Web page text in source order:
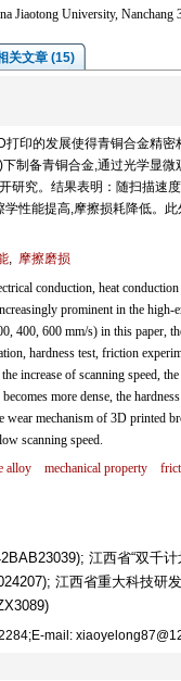
Jiaotong University, Nanchang
关文章 (15)
印的发展使得青铜合金精
制备青铜合金,通过光学显
研究。结果表明：随扫描速
性能提高,摩擦损耗降低。
, 摩擦磨损
conduction, heat
prominent in the
400, 600 mm/s) in this paper,
hardness test, friction
increase of scanning speed,
more dense, the
wear mechanism of 3D printed
scanning speed.
alloy mechanical property
江西省“双千
江西省重大科技研
mail: